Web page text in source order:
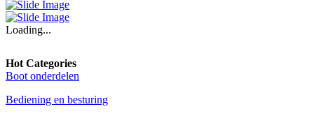
Loading...
Hot Categories
Boot onderdelen
Bediening en besturing